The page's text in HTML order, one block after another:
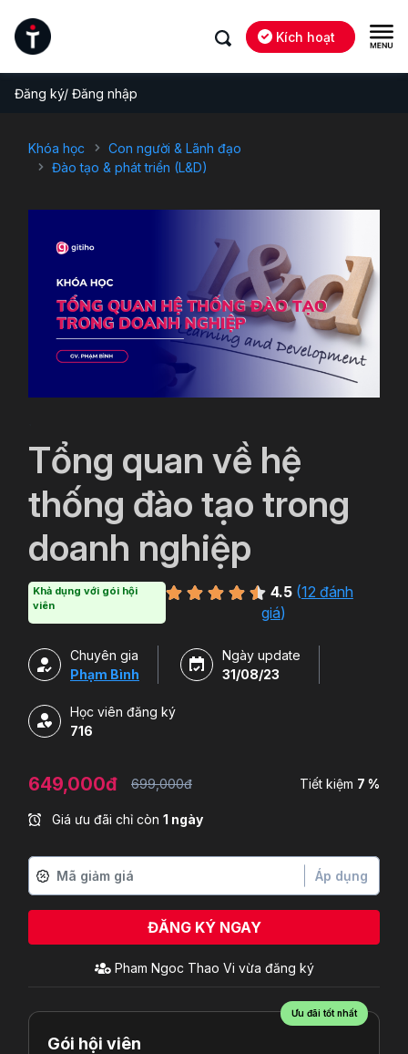
Kích hoạt
Đăng ký/ Đăng nhập
Khóa học
Con người & Lãnh đạo
Đào tạo & phát triển (L&D)
Tổng quan về hệ
thống đào tạo trong
doanh nghiệp
Khả dụng với gói hội
viên
4.5(12 đánh
giá)
Chuyên gia
Phạm Bình
Ngày update
31/08/23
Học viên đăng ký
716
649,000đ 699,000đ Tiết kiệm 7 %
Giá ưu đãi chỉ còn 1 ngày
Áp dụng
ĐĂNG KÝ NGAY
Pham Ngoc Thao Vi vừa đăng ký
Ưu đãi tốt nhất
Gói hội viên